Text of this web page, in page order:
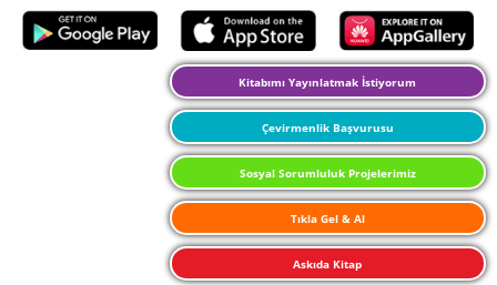
Kitabımı Yayınlatmak İstiyorum
Çevirmenlik Başvurusu
Sosyal Sorumluluk Projelerimiz
Tıkla Gel & Al
Askıda Kitap